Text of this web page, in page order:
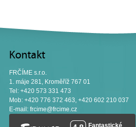
Kontakt
FRČÍME s.r.o.
1. máje 281, Kroměříž 767 01
Tel: +420 573 331 473
Mob: +420 776 372 463, +420 602 210 037
E-mail: frcime@frcime.cz